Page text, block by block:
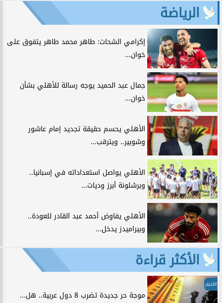
الرياضة
إكرامي الشحات: طاهر محمد طاهر يتفوق على
خوان...
جمال عبد الحميد يوجه رسالة للأهلي بشأن
خوان...
الأهلي يحسم حقيقة تجديد إمام عاشور
وشوبير.. ويترقب...
الأهلي يواصل استعداداته في إسبانيا..
وبرشلونة أبرز وديات...
الأهلي يفاوض أحمد عبد القادر للعودة..
وبيراميدز يدخل...
الأكثر قراءة
الأخبار
موجة حر جديدة تضرب 8 دول عربية.. هل...